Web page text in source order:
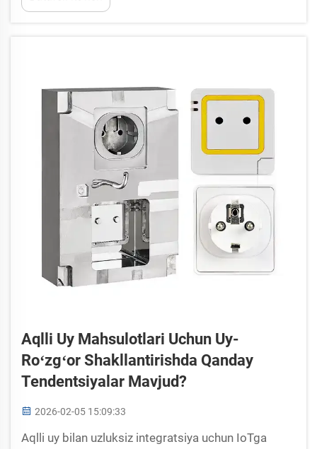
plastik shakllantirish ishlarida dastlabki
Aqlli Uy Mahsulotlari Uchun Uy-
Roʻzgʻor Shakllantirishda Qanday
Tendentsiyalar Mavjud?
2026-02-05 15:09:33
Aqlli uy bilan uzluksiz integratsiya uchun IoTga